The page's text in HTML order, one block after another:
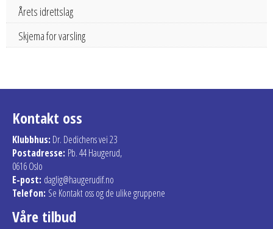
Årets idrettslag
Skjema for varsling
Kontakt oss
Klubbhus: Dr. Dedichens vei 23
Postadresse: Pb. 44 Haugerud,
0616 Oslo
E-post: daglig@haugerudif.no
Telefon: Se Kontakt oss og de ulike gruppene
Våre tilbud